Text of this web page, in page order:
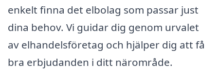
enkelt finna det elbolag som passar just
dina behov. Vi guidar dig genom urvalet
av elhandelsföretag och hjälper dig att få
bra erbjudanden i ditt närområde.